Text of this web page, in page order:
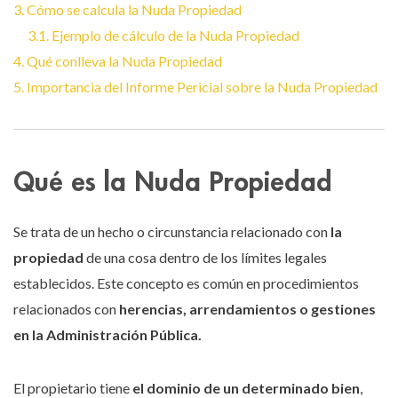
3. Cómo se calcula la Nuda Propiedad
3.1. Ejemplo de cálculo de la Nuda Propiedad
4. Qué conlleva la Nuda Propiedad
5. Importancia del Informe Pericial sobre la Nuda Propiedad
Qué es la Nuda Propiedad
Se trata de un hecho o circunstancia relacionado con la
propiedad de una cosa dentro de los límites legales
establecidos. Este concepto es común en procedimientos
relacionados con herencias, arrendamientos o gestiones
en la Administración Pública.
El propietario tiene el dominio de un determinado bien,